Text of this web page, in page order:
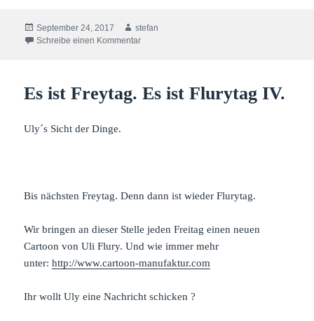
Veröffentlicht
am
September 24, 2017 Autor
stefan
Schreibe einen Kommentarzu Gestatten, Uwe Hans-Georg Habersetzer
Es ist Freytag. Es ist Flurytag IV.
Uly´s Sicht der Dinge.
Bis nächsten Freytag. Denn dann ist wieder Flurytag.
Wir bringen an dieser Stelle jeden Freitag einen neuen
Cartoon von Uli Flury. Und wie immer mehr
unter:http://www.cartoon-manufaktur.com
Ihr wollt Uly eine Nachricht schicken ?